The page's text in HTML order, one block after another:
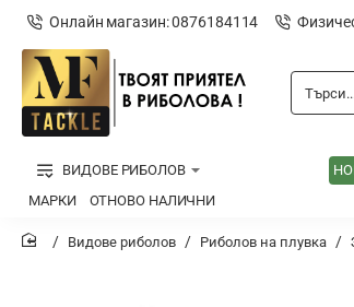
Онлайн магазин: 0876184114
Търси...
ВИДОВЕ РИБОЛОВ
МАРКИ
ОТНОВО НАЛИЧНИ
Видове риболов Риболов на плувка